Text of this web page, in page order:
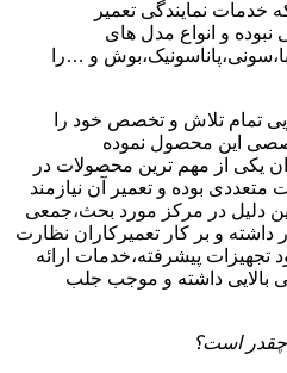
خدمات نمایندگی تعمیر
و انواع مدل های
و …را
تمام تلاش و تخصص خود را
این محصول نموده
یکی از مهم ترین محصولات در
بوده و تعمیر آن نیازمند
دلیل در مرکز مورد بحث،جمعی
و بر کار تعمیرکاران نظارت
تجهیزات پیشرفته،خدمات ارائه
بالایی داشته و موجب جلب
است؟